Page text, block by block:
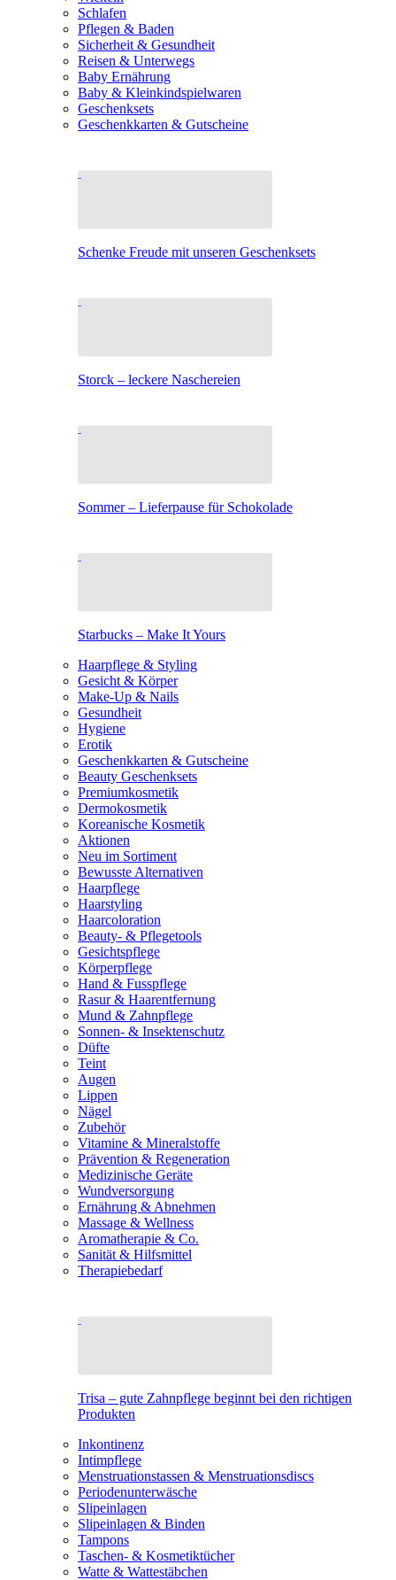
Schlafen
Pflegen & Baden
Sicherheit & Gesundheit
Reisen & Unterwegs
Baby Ernährung
Baby & Kleinkindspielwaren
Geschenksets
Geschenkkarten & Gutscheine
Schenke Freude mit unseren Geschenksets
Storck – leckere Naschereien
Sommer – Lieferpause für Schokolade
Starbucks – Make It Yours
Haarpflege & Styling
Gesicht & Körper
Make-Up & Nails
Gesundheit
Hygiene
Erotik
Geschenkkarten & Gutscheine
Beauty Geschenksets
Premiumkosmetik
Dermokosmetik
Koreanische Kosmetik
Aktionen
Neu im Sortiment
Bewusste Alternativen
Haarpflege
Haarstyling
Haarcoloration
Beauty- & Pflegetools
Gesichtspflege
Körperpflege
Hand & Fusspflege
Rasur & Haarentfernung
Mund & Zahnpflege
Sonnen- & Insektenschutz
Düfte
Teint
Augen
Lippen
Nägel
Zubehör
Vitamine & Mineralstoffe
Prävention & Regeneration
Medizinische Geräte
Wundversorgung
Ernährung & Abnehmen
Massage & Wellness
Aromatherapie & Co.
Sanität & Hilfsmittel
Therapiebedarf
Trisa – gute Zahnpflege beginnt bei den richtigen
Produkten
Inkontinenz
Intimpflege
Menstruationstassen & Menstruationsdiscs
Periodenunterwäsche
Slipeinlagen
Slipeinlagen & Binden
Tampons
Taschen- & Kosmetiktücher
Watte & Wattestäbchen